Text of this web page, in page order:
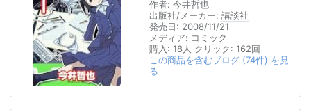
作者: 今井哲也
出版社/メーカー: 講談社
発売日: 2008/11/21
メディア: コミック
購入 : 18人 クリック: 162回
この商品を含むブログ (74件) を見
る